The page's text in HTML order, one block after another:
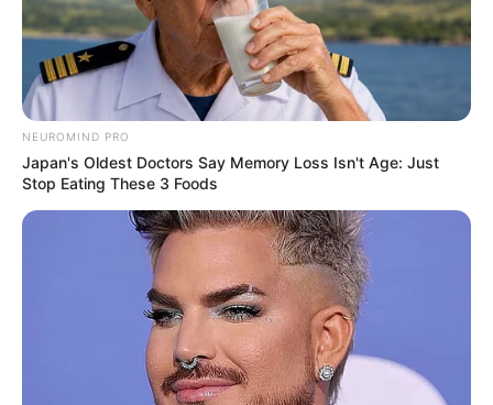
NEUROMIND PRO
Japan's Oldest Doctors Say Memory Loss Isn't Age: Just
Stop Eating These 3 Foods